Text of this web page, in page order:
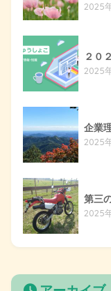
2025
２０
2025
企業
2025
第三
2025